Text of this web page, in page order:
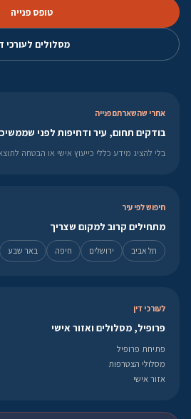
טופס פנייה
מסלולים לעורכי
אחרי שהשארתם פנייה
בודקים תחום, עיר ודחיפות לפני
בלי להציג מידע כללי כייעוץ אישי או הבטחה
חיפוש לפי עיר
מתחילים קרוב למקום שצריך
תל אביב ירושלים חיפה באר שבע
לעורכי דין
פרופיל, מסלולים ואזור אישי
פתיחת פרופיל
מסלולי הצטרפות
אזור אישי